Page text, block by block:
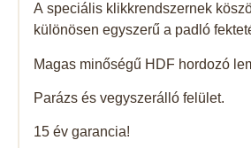
A speciális klikkrendszernek
különösen egyszerű a padló
Magas minőségű HDF hordozó
Parázs és vegyszerálló felület.
15 év garancia!